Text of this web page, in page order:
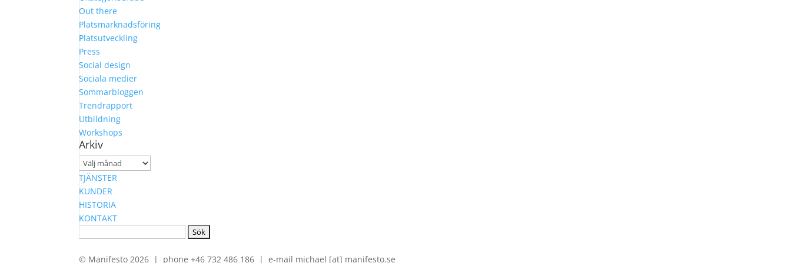
Out there
Platsmarknadsföring
Platsutveckling
Press
Social design
Sociala medier
Sommarbloggen
Trendrapport
Utbildning
Workshops
Arkiv
Arkiv
TJÄNSTER
KUNDER
HISTORIA
KONTAKT
© Manifesto 2026 | phone +46 732 486 186 | e-mail michael [at] manifesto.se